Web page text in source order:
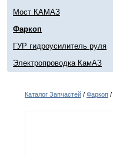
Мост КАМАЗ
Фаркоп
ГУР гидроусилитель руля
Электропроводка КамАЗ
Каталог Запчастей / Фаркоп /